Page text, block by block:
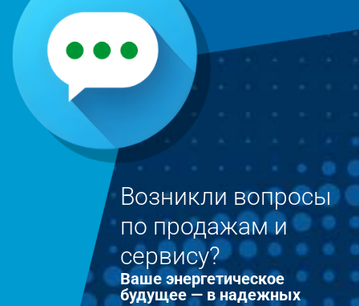
Возникли вопросы
по продажам и
сервису?
Ваше энергетическое
будущее — в надежных